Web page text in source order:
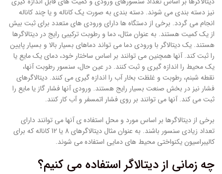
نیز دسته بندی می شوند. دسته بندی به صورت یک کاناله و یا چند کاناله
انجام می گردد. برخی از دستگاه ها دارای ورودی های متعدد برای ثبت بیش
از یک کمیت هستند. به عنوان مثال، دما و رطوبت ترکیبی رایج در دیتالاگرها
هستند. یک دیتالاگر با ورودی دما می تواند دماهای بسیار بالا و بسیار پایین
را ثبت کند. آنها همچنین می توانند بر اساس ساختار خود، دمای یک مایع یا
یک محیط را اندازه گیری و ثبت کنند. در عین حال، سنسور رطوبت آنها،
نقطه شبنم، رطوبت و غلظت بخار آب را اندازه گیری می کنند. دیتالاگرهای
فشار نیز در بخش صنعت بسیار رایج هستند. ورودی آنها فشار گاز یا مایع را
ثبت می کند. آنها می توانند بر روی فشار اتمسفر و آب کار کنند.
برخی از دیتالاگرها بر اساس مورد و محل استفاده ی آنها می توانند دارای
تعداد زیادی سنسور باشند. به عنوان مثال دیتالاگرهای 8 یا 12 کاناله که برای
کالیبراسیون یکنواختی محیط های دمایی استفاده می شوند.
چه زمانی از دیتالاگر استفاده می کنیم؟